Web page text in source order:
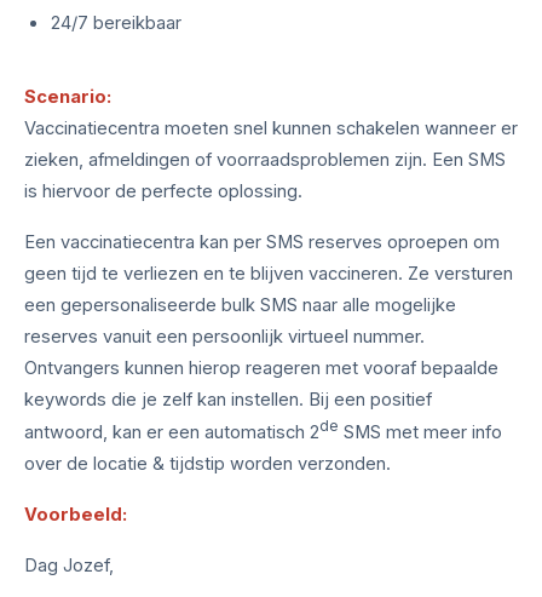
24/7 bereikbaar
Scenario:
Vaccinatiecentra moeten snel kunnen schakelen wanneer er
zieken, afmeldingen of voorraadsproblemen zijn. Een SMS
is hiervoor de perfecte oplossing.
Een vaccinatiecentra kan per SMS reserves oproepen om
geen tijd te verliezen en te blijven vaccineren. Ze versturen
een gepersonaliseerde bulk SMS naar alle mogelijke
reserves vanuit een persoonlijk virtueel nummer.
Ontvangers kunnen hierop reageren met vooraf bepaalde
keywords die je zelf kan instellen. Bij een positief
antwoord, kan er een automatisch 2de SMS met meer info
over de locatie & tijdstip worden verzonden.
Voorbeeld:
Dag Jozef,